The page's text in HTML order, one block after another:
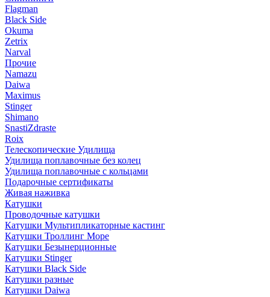
Flagman
Black Side
Okuma
Zetrix
Narval
Прочие
Namazu
Daiwa
Maximus
Stinger
Shimano
SnastiZdraste
Roix
Телескопические Удилища
Удилища поплавочные без колец
Удилища поплавочные с кольцами
Подарочные сертификаты
Живая наживка
Катушки
Проводочные катушки
Катушки Мультипликаторные кастинг
Катушки Троллинг Море
Катушки Безынерционные
Катушки Stinger
Катушки Black Side
Катушки разные
Катушки Daiwa